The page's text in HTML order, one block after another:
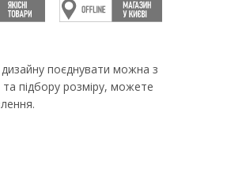
поєднувати можна з
та підбору розміру, можете